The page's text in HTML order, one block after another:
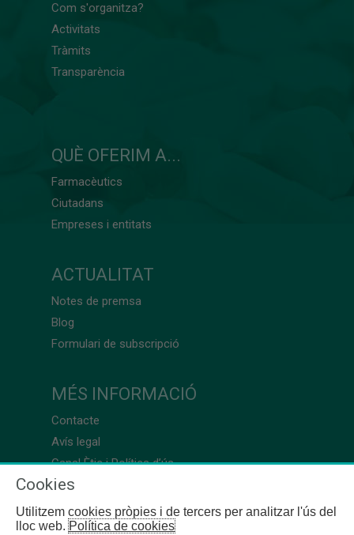
Com s'organitza?
Activitats
Tràmits
Transparència
QUÈ OFERIM A...
Farmacèutics
Ciutadans
Empreses i entitats
ACTUALITAT
Notes de premsa
Blog
Formulari de subscripció
MÉS INFORMACIÓ
Contacte
Avís legal
Canal Ètic i Política d’ús
Cookies
Utilitzem cookies pròpies i de tercers per analitzar l'ús del
lloc web.Política de cookies